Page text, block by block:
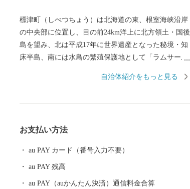
標津町（しべつちょう）は北海道の東、根室海峡沿岸
の中央部に位置し、目の前24km洋上に北方領土・国後
島を望み、北は平成17年に世界遺産となった秘境・知
床半島、南には水鳥の繁殖保護地として「ラムサール
庫・野付半島に囲まれ、知床連山の裾野に広がる平野
連山の基部となる山並みなど海、山、川、平野の多様
力とする漁業、これを加工原料としたいくら、鮭加
工、ホタテ製品などを製造出荷する水産加工業による
自治体紹介をもっと見る
お支払い方法
au PAY カード（番号入力不要）
au PAY 残高
au PAY（auかんたん決済）通信料金合算